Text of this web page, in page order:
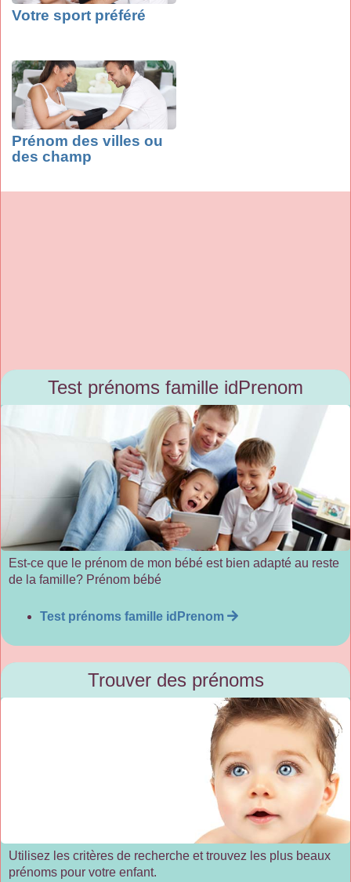
Votre sport préféré
Prénom des villes ou
des champ
Test prénoms famille idPrenom
Est-ce que le prénom de mon bébé est bien adapté au reste
de la famille? Prénom bébé
Test prénoms famille idPrenom
Trouver des prénoms
Utilisez les critères de recherche et trouvez les plus beaux
prénoms pour votre enfant.